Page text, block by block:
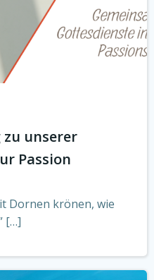
zu unserer
Passion
Dornen krönen, wie
[…]